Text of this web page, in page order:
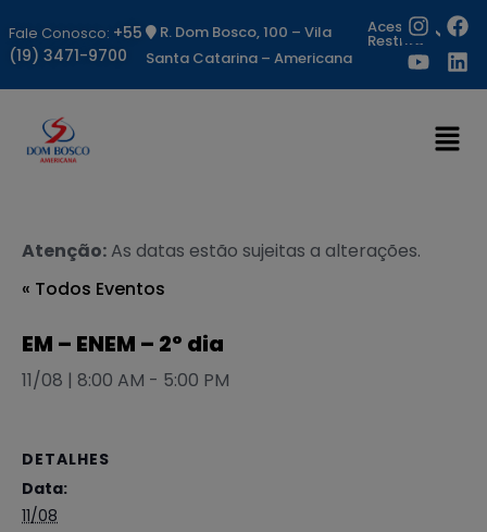
Fale Conosco: +55
(19) 3471-9700
R. Dom Bosco, 100 – Vila
Santa Catarina – Americana
Acesso
Restrito
Atenção:As datas estão sujeitas a alterações.
« Todos Eventos
EM – ENEM – 2º dia
11/08 | 8:00 AM - 5:00 PM
DETALHES
Data:
11/08